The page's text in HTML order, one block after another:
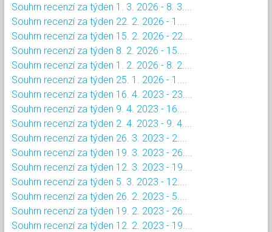
Souhrn recenzí za týden 1. 3. 2026 - 8. 3....
Souhrn recenzí za týden 22. 2. 2026 - 1....
Souhrn recenzí za týden 15. 2. 2026 - 22....
Souhrn recenzí za týden 8. 2. 2026 - 15....
Souhrn recenzí za týden 1. 2. 2026 - 8. 2....
Souhrn recenzí za týden 25. 1. 2026 - 1....
Souhrn recenzí za týden 16. 4. 2023 - 23....
Souhrn recenzí za týden 9. 4. 2023 - 16....
Souhrn recenzí za týden 2. 4. 2023 - 9. 4....
Souhrn recenzí za týden 26. 3. 2023 - 2....
Souhrn recenzí za týden 19. 3. 2023 - 26....
Souhrn recenzí za týden 12. 3. 2023 - 19....
Souhrn recenzí za týden 5. 3. 2023 - 12....
Souhrn recenzí za týden 26. 2. 2023 - 5....
Souhrn recenzí za týden 19. 2. 2023 - 26....
Souhrn recenzí za týden 12. 2. 2023 - 19....